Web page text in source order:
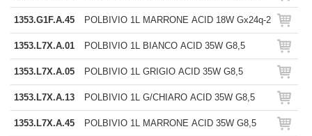
1353.G1F.A.45 POLBIVIO 1L MARRONE ACID 18W Gx24q-2
1353.L7X.A.01 POLBIVIO 1L BIANCO ACID 35W G8,5
1353.L7X.A.05 POLBIVIO 1L GRIGIO ACID 35W G8,5
1353.L7X.A.13 POLBIVIO 1L G/CHIARO ACID 35W G8,5
1353.L7X.A.45 POLBIVIO 1L MARRONE ACID 35W G8,5